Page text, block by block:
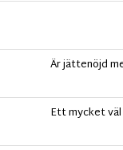
Är jättenöjd
Ett mycket